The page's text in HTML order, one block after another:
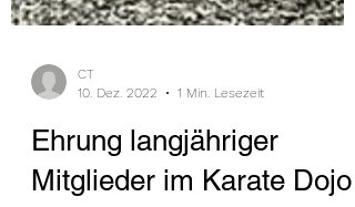
10. Dez. 2022
1 Min. Lesezeit
Ehrung langjähriger